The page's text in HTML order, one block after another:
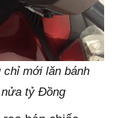
chỉ mới lăn bánh
tỷ Đồng